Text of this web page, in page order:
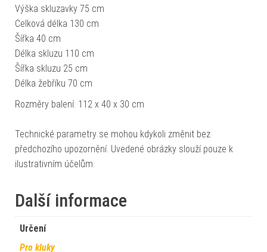
Výška skluzavky 75 cm
Celková délka 130 cm
Šířka 40 cm
Délka skluzu 110 cm
Šířka skluzu 25 cm
Délka žebříku 70 cm
Rozměry balení: 112 x 40 x 30 cm
Technické parametry se mohou kdykoli změnit bez
předchozího upozornění. Uvedené obrázky slouží pouze k
ilustrativním účelům.
Další informace
Určení
Pro kluky